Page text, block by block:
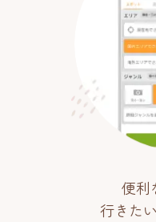
便利
行きた